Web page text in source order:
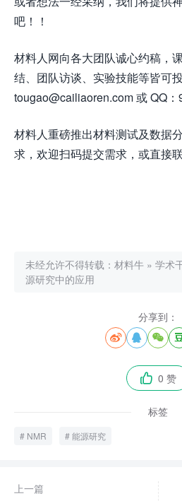
吧！！
材料人网向各大团队诚心约稿，
结、团队访谈、实验技能等皆可
tougao@cailiaoren.com 或 QQ：
材料人重磅推出材料测试及数据
求，欢迎扫码提交需求，或直接
未经允许不得转载： 材料牛 » 学术
源研究中的应用
分享到：
  
 0 赞
标签
NMR 能源研究
上一篇